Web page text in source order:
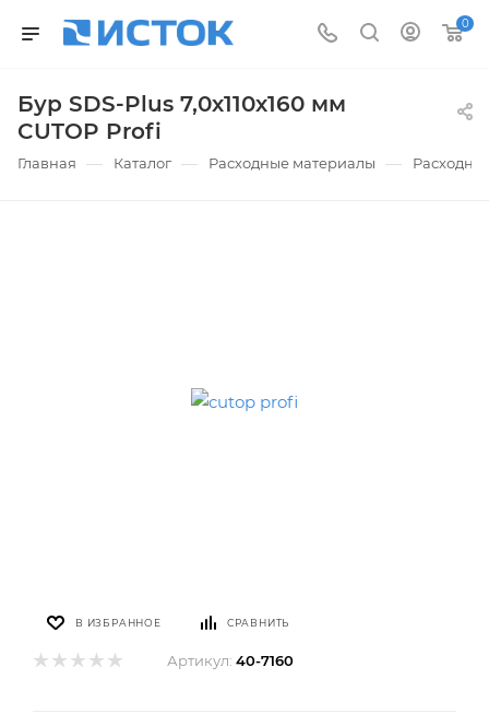
0
Бур SDS-Plus 7,0х110х160 мм
CUTOP Profi
Главная — Каталог — Расходные материалы —
В ИЗБРАННОЕ СРАВНИТЬ
Артикул: 40-7160